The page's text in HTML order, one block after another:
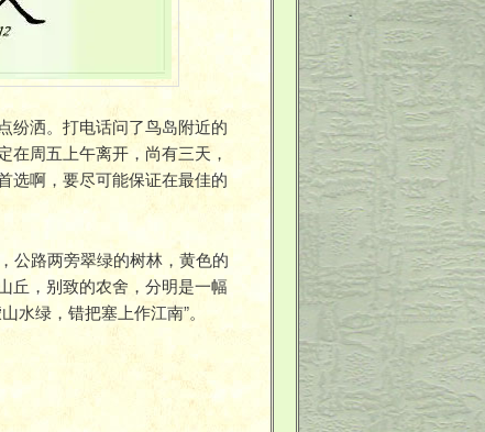
纷洒。打电话问了鸟岛附近的
在周五上午离开，尚有三天，
选啊，要尽可能保证在最佳的
公路两旁翠绿的树林，黄色的
丘，别致的农舍，分明是一幅
水绿，错把塞上作江南”。